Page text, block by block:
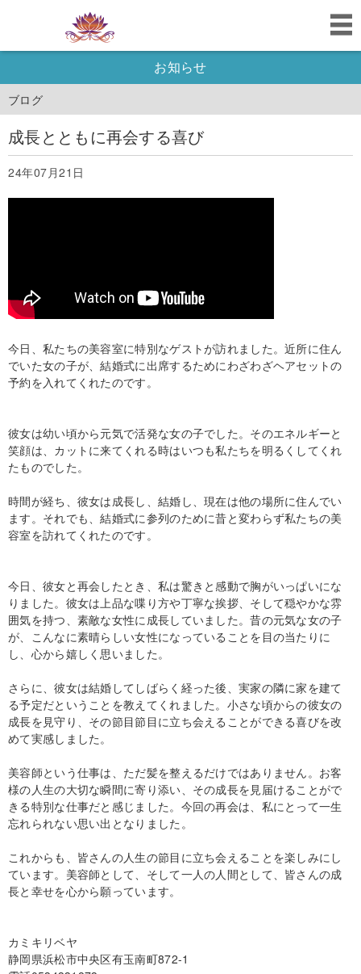
お知らせ
ブログ
成長とともに再会する喜び
24年07月21日
今日、私たちの美容室に特別なゲストが訪れました。近所に住ん
でいた女の子が、結婚式に出席するためにわざわざヘアセットの
予約を入れてくれたのです。
彼女は幼い頃から元気で活発な女の子でした。そのエネルギーと
笑顔は、カットに来てくれる時はいつも私たちを明るくしてくれ
たものでした。
時間が経ち、彼女は成長し、結婚し、現在は他の場所に住んでい
ます。それでも、結婚式に参列のために昔と変わらず私たちの美
容室を訪れてくれたのです。
今日、彼女と再会したとき、私は驚きと感動で胸がいっぱいにな
りました。彼女は上品な喋り方や丁寧な挨拶、そして穏やかな雰
囲気を持つ、素敵な女性に成長していました。昔の元気な女の子
が、こんなに素晴らしい女性になっていることを目の当たりに
し、心から嬉しく思いました。
さらに、彼女は結婚してしばらく経った後、実家の隣に家を建て
る予定だということを教えてくれました。小さな頃からの彼女の
成長を見守り、その節目節目に立ち会えることができる喜びを改
めて実感しました。
美容師という仕事は、ただ髪を整えるだけではありません。お客
様の人生の大切な瞬間に寄り添い、その成長を見届けることがで
きる特別な仕事だと感じました。今回の再会は、私にとって一生
忘れられない思い出となりました。
これからも、皆さんの人生の節目に立ち会えることを楽しみにし
ています。美容師として、そして一人の人間として、皆さんの成
長と幸せを心から願っています。
カミキリベヤ
静岡県浜松市中央区有玉南町872-1